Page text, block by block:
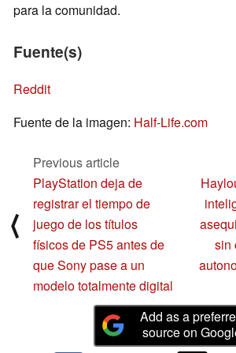
para la comunidad.
Fuente(s)
Reddit
Fuente de la imagen: Half-Life.com
⟨
Previous article
PlayStation deja de
registrar el tiempo de
juego de los títulos
físicos de PS5 antes de
que Sony pase a un
modelo totalmente digital
sin
Add as a
source on